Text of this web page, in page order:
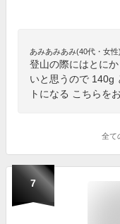
あみあみあみ(40代・女性)
登山の際にはとに
いと思うので 140g
トになる こちらを
全て
7